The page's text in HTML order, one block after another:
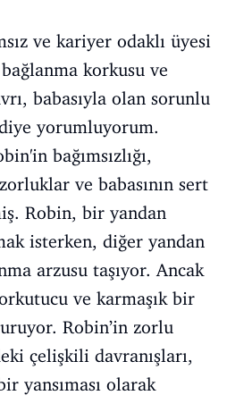
ve kariyer odaklı üyesi
korkusu ve
babasıyla olan sorunlu
yorumluyorum.
bağımsızlığı,
ve babasının sert
Robin, bir yandan
isterken, diğer yandan
arzusu taşıyor. Ancak
ve karmaşık bir
Robin’in zorlu
çelişkili davranışları,
yansıması olarak